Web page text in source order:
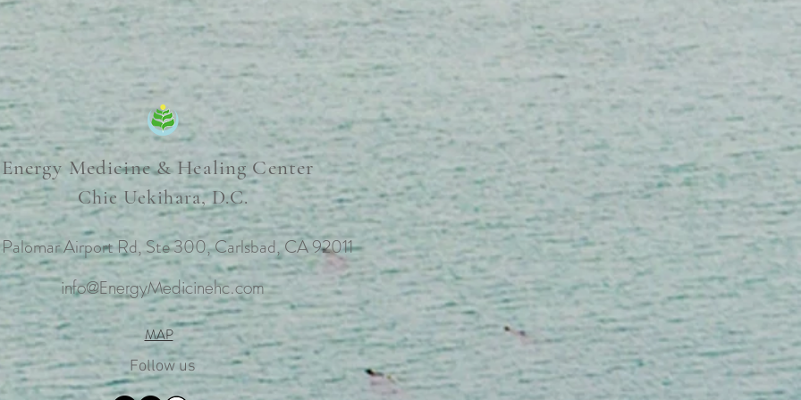
Energy Medicine & Healing Center
Chie Uekihara, D.C.
Airport Rd, Ste 300, Carlsbad, CA 92011
info@EnergyMedicinehc.com
MAP
Follow us